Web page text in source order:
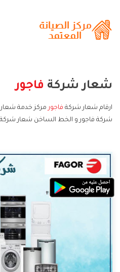
شعار شركة فاجور
ارقام شعار شركة فاجور مركز خدمة
شركة فاجور و الخط الساخن شعار شركة